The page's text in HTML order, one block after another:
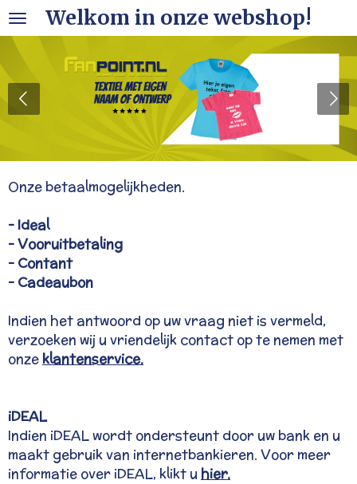
Ga
direct
naar
hoofdinhoud
Welkom in onze webshop!
Onze betaalmogelijkheden.
- Ideal
- Vooruitbetaling
- Contant
- Cadeaubon
Indien het antwoord op uw vraag niet is vermeld,
verzoeken wij u vriendelijk contact op te nemen met
onze klantenservice.
iDEAL
Indien iDEAL wordt ondersteunt door uw bank en u
maakt gebruik van internetbankieren. Voor meer
informatie over iDEAL, klikt u hier.